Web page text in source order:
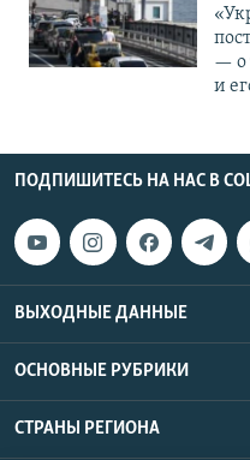
— о
и
ПОДПИШИТЕСЬ НА НАС В
ВЫХОДНЫЕ ДАННЫЕ
ОСНОВНЫЕ РУБРИКИ
СТРАНЫ РЕГИОНА